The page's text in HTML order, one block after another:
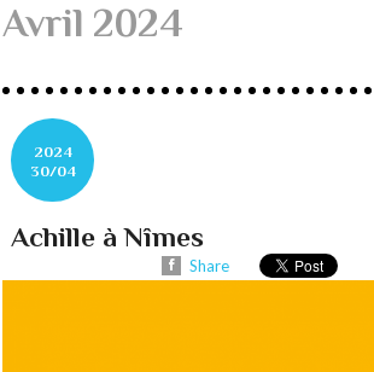
Avril 2024
2024
30/04
Achille à Nîmes
Share